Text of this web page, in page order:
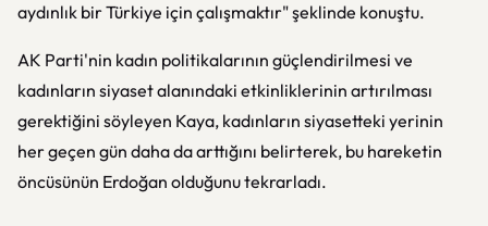
aydınlık bir Türkiye için çalışmaktır" şeklinde konuştu.
AK Parti'nin kadın politikalarının güçlendirilmesi ve
kadınların siyaset alanındaki etkinliklerinin artırılması
gerektiğini söyleyen Kaya, kadınların siyasetteki yerinin
her geçen gün daha da arttığını belirterek, bu hareketin
öncüsünün Erdoğan olduğunu tekrarladı.